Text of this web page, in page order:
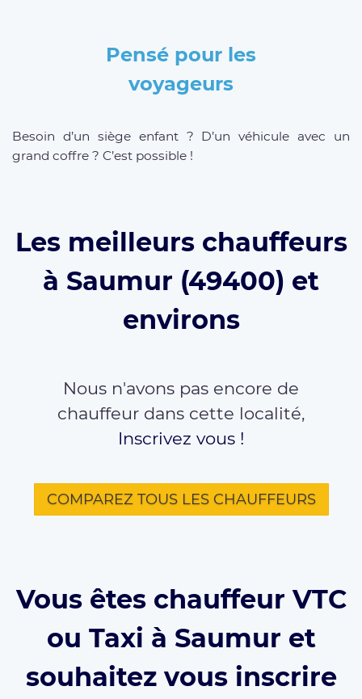
Pensé pour les
voyageurs
Besoin d’un siège enfant ? D’un véhicule avec un
grand coffre ? C’est possible !
Les meilleurs chauffeurs
à Saumur (49400) et
environs
Nous n'avons pas encore de
chauffeur dans cette localité,
Inscrivez vous !
COMPAREZ TOUS LES CHAUFFEURS
Vous êtes chauffeur VTC
ou Taxi à Saumur et
souhaitez vous inscrire